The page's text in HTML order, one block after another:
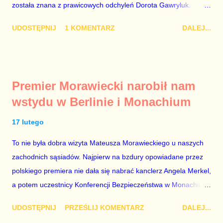
została znana z prawicowych odchyleń Dorota Gawryluk.
marionetka partii rządzącej, żona agenta SB, który jest obecnie
tylko tam, gdzie nie ma trudnych pytań. Taki obrót spraw
przyjmuję ze smutkiem. Właściciela Polsatu – Zygmunta
znowu dał się złamać partii Jarosława Kaczyńskiego. Znowu,
bo w 2007 roku też tak się stało. Na kilka tygodni przed
przedterminowymi wyborami parlamentarnymi do biur Solorza
politycy PiS wysłali Agencję Bezpieczeństwa Wewnętrznego, a
UDOSTĘPNIJ 1 KOMENTARZ DALEJ...
Premier Morawiecki narobił nam
wstydu w Berlinie i Monachium
17 lutego
To nie była dobra wizyta Mateusza Morawieckiego u naszych
zachodnich sąsiadów. Najpierw na bzdury opowiadane przez
polskiego premiera nie dała się nabrać kanclerz Angela Merkel,
a potem uczestnicy Konferencji Bezpieczeństwa w Monachium.
Merkel i Morawieckiego narastało we mnie zażenowanie. Było
UDOSTĘPNIJ PRZEŚLIJ KOMENTARZ DALEJ...